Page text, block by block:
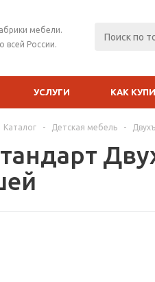
мебели.
всей России.
УСЛУГИ КАК
Каталог - Детская мебель -